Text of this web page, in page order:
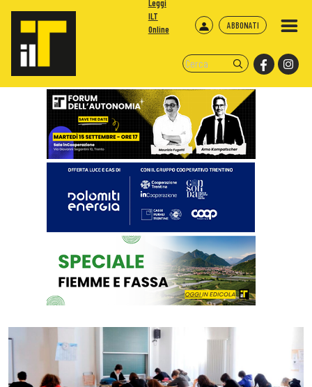
ABBONATI
Leggi
ILT
Online